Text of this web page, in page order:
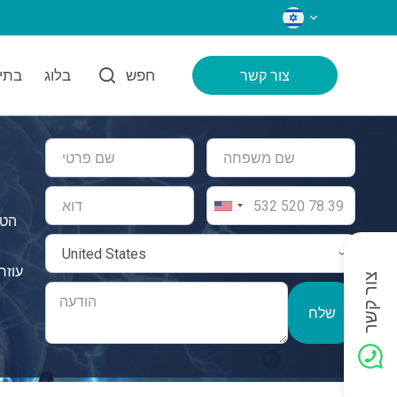
שפות
בלוג חפש צור קשר
שלח צור קשר